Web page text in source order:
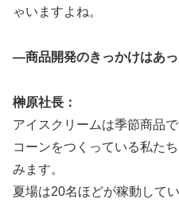
ゃいますよね。
―商品開発のきっかけはあっ
榊原社長：
アイスクリームは季節商品
コーンをつくっている私た
みます。
夏場は20名ほどが稼動して